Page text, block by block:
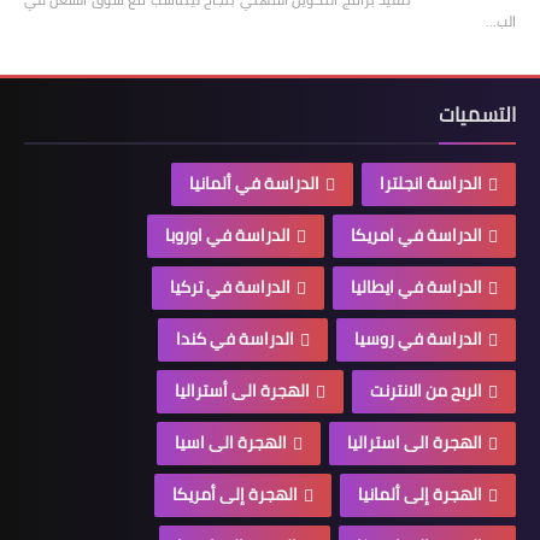
الب…
التسميات
الدراسة انجلترا
الدراسة في ألمانيا
الدراسة في امريكا
الدراسة في اوروبا
الدراسة في ايطاليا
الدراسة في تركيا
الدراسة في روسيا
الدراسة في كندا
الربح من الانترنت
الهجرة الى أستراليا
الهجرة الى استراليا
الهجرة الى اسيا
الهجرة إلى ألمانيا
الهجرة إلى أمريكا